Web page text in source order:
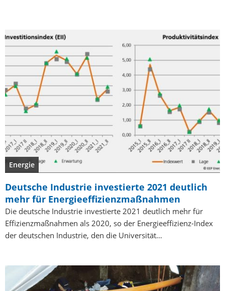
Energie
Deutsche Industrie investierte 2021 deutlich
mehr für Energieeffizienzmaßnahmen
Die deutsche Industrie investierte 2021 deutlich mehr für
Effizienzmaßnahmen als 2020, so der Energieeffizienz-Index
der deutschen Industrie, den die Universität…